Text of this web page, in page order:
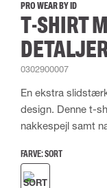
PRO WEAR BY ID
T-SHIRT
0302900007
En ekstra
design. Denne t-
nakkespejl samt
FARVE:SORT